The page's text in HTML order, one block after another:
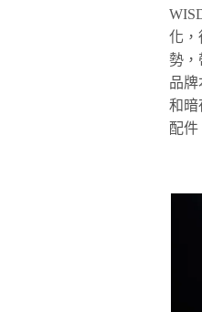
化，
勢，
品
和暗
配